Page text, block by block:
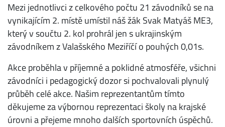
Mezi jednotlivci z celkového počtu 21 závodníků se na
vynikajícím 2. místě umístil náš žák Svak Matyáš ME3,
který v součtu 2. kol prohrál jen s ukrajinským
závodníkem z Valašského Meziříčí o pouhých 0,01s.
Akce proběhla v příjemné a poklidné atmosféře, všichni
závodníci i pedagogický dozor si pochvalovali plynulý
průběh celé akce. Našim reprezentantům tímto
děkujeme za výbornou reprezentaci školy na krajské
úrovni a přejeme mnoho dalších sportovních úspěchů.